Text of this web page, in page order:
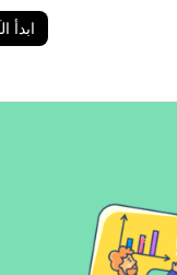
ابدأ